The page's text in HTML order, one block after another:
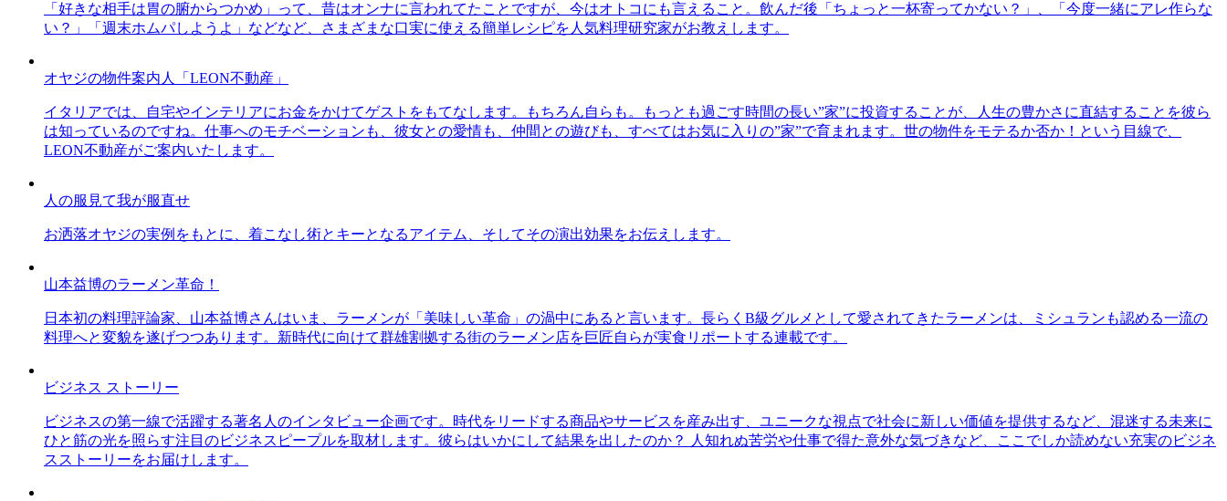
「好きな相手は胃の腑からつかめ」って、昔はオンナに言われてたことですが、今はオトコにも言えること。飲んだ後「ちょっと一杯寄ってかない？」、「今度一緒にアレ作らな
い？」「週末ホムパしようよ」などなど、さまざまな口実に使える簡単レシピを人気料理研究家がお教えします。
オヤジの物件案内人「LEON不動産」
イタリアでは、自宅やインテリアにお金をかけてゲストをもてなします。もちろん自らも。もっとも過ごす時間の長い”家”に投資することが、人生の豊かさに直結することを彼ら
は知っているのですね。仕事へのモチベーションも、彼女との愛情も、仲間との遊びも、すべてはお気に入りの”家”で育まれます。世の物件をモテるか否か！という目線で、
LEON不動産がご案内いたします。
人の服見て我が服直せ
お洒落オヤジの実例をもとに、着こなし術とキーとなるアイテム、そしてその演出効果をお伝えします。
山本益博のラーメン革命！
日本初の料理評論家、山本益博さんはいま、ラーメンが「美味しい革命」の渦中にあると言います。長らくB級グルメとして愛されてきたラーメンは、ミシュランも認める一流の
料理へと変貌を遂げつつあります。新時代に向けて群雄割拠する街のラーメン店を巨匠自らが実食リポートする連載です。
ビジネス ストーリー
ビジネスの第一線で活躍する著名人のインタビュー企画です。時代をリードする商品やサービスを産み出す、ユニークな視点で社会に新しい価値を提供するなど、混迷する未来に
ひと筋の光を照らす注目のビジネスピープルを取材します。彼らはいかにして結果を出したのか？ 人知れぬ苦労や仕事で得た意外な気づきなど、ここでしか読めない充実のビジネ
スストーリーをお届けします。